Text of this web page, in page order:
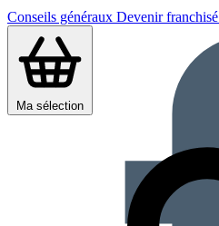
Conseils généraux Devenir franchisé
Ma sélection